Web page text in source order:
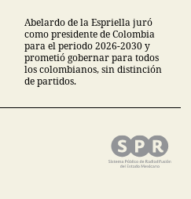
Abelardo de la Espriella juró
como presidente de Colombia
para el periodo 2026-2030 y
prometió gobernar para todos
los colombianos, sin distinción
de partidos.